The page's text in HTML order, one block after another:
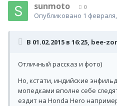
sunmoto 0
Опубликовано 1
В 01.02.2015 в 16:25, bee-
Отличный рассказ и фото)
Но, кстати, индийские
мопедками вполне себе
ездит на Honda Hero